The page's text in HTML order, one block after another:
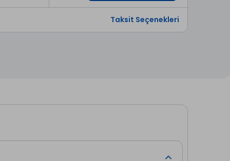
Taksit Seçenekleri